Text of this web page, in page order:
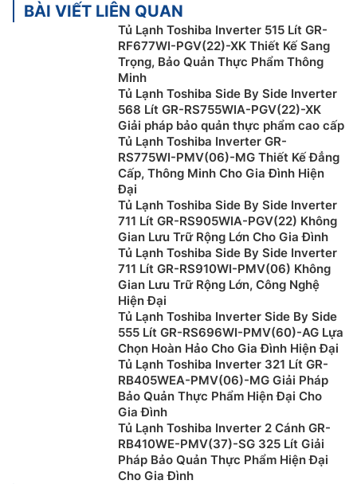
Tủ lạnh mini là loại có dung tích nhỏ dưới 100 lít và chỉ
có một công nghệ làm lạnh đơn giản. Tủ cũng có công
suất nhỏ, ít hao tốn điện năng, phù hợp với các văn
phòng nhỏ, hoặc để trong phòng ngủ dùng để trữ đồ
ăn vặt hay phòng trọ ít người để bảo quản thịt cá,…
Tuy nhiên, nhược điểm của dòng tủ lạnh mini đó là
hiệu suất làm lạnh khá chậm và không ổn định, thời
gian làm đá cũng lâu hơn so với các loại tủ lạnh lớn.
Tủ lạnh Side-by-side
Tủ lạnh Side-by-side được thiết kế với 2 cánh mở sang
2 bên, dung tích tủ lớn. Các dòng tủ lạnh side by side
có thiết kế sang trọng, sáng bóng, tăng tính thẩm mỹ
cho không gian bếp. Không những vậy, dòng tủ này
cũng tích hợp nhiều công nghệ tiên tiến như: bảng
điều khiển bên ngoài, điều chỉnh nhiệt độ từng ngăn,
làm lạnh kép, khóa trẻ em,…
Tuy nhiên, dòng tủ này có diện tích khá lớn không
thích hợp với các không gian bếp có diện tích nhỏ.
Ngoài ra, dung tích sử dụng thực chất của ngăn cũng
tương đối nhỏ so với dung tích của tủ.
BÀI VIẾT LIÊN QUAN
Tủ Lạnh Toshiba Inverter 515 Lít GR-
RF677WI-PGV(22)-XK Thiết Kế Sang
Trọng, Bảo Quản Thực Phẩm Thông
Minh
Tủ Lạnh Toshiba Side By Side Inverter
568 Lít GR-RS755WIA-PGV(22)-XK
Giải pháp bảo quản thực phẩm cao cấp
Tủ Lạnh Toshiba Inverter GR-
RS775WI-PMV(06)-MG Thiết Kế Đẳng
Cấp, Thông Minh Cho Gia Đình Hiện
Đại
Tủ Lạnh Toshiba Side By Side Inverter
711 Lít GR-RS905WIA-PGV(22) Không
Gian Lưu Trữ Rộng Lớn Cho Gia Đình
Tủ Lạnh Toshiba Side By Side Inverter
711 Lít GR-RS910WI-PMV(06) Không
Gian Lưu Trữ Rộng Lớn, Công Nghệ
Hiện Đại
Tủ Lạnh Toshiba Inverter Side By Side
555 Lít GR-RS696WI-PMV(60)-AG Lựa
Chọn Hoàn Hảo Cho Gia Đình Hiện Đại
Tủ Lạnh Toshiba Inverter 321 Lít GR-
RB405WEA-PMV(06)-MG Giải Pháp
Bảo Quản Thực Phẩm Hiện Đại Cho
Gia Đình
Tủ Lạnh Toshiba Inverter 2 Cánh GR-
RB410WE-PMV(37)-SG 325 Lít Giải
Pháp Bảo Quản Thực Phẩm Hiện Đại
Cho Gia Đình